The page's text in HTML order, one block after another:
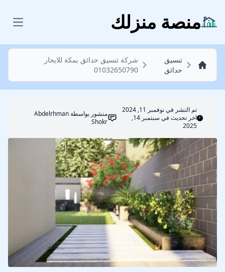
منصة منزلك
تنسيق
حدائق
شركة تنسيق حدائق بمكة للايجار
01032650790
تم النشر فينوفمبر 11, 2024
اخر تحديث في سبتمبر 14,
2025
منشور بواسطةAbdelrhman
Shokr